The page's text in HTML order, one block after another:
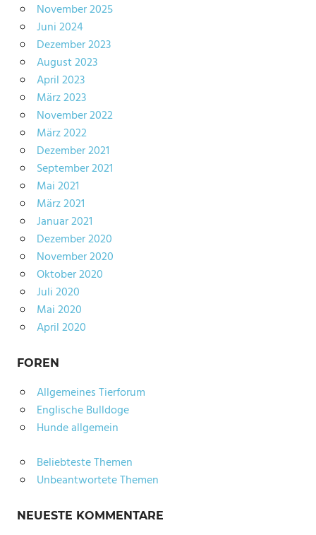
November 2025
Juni 2024
Dezember 2023
August 2023
April 2023
März 2023
November 2022
März 2022
Dezember 2021
September 2021
Mai 2021
März 2021
Januar 2021
Dezember 2020
November 2020
Oktober 2020
Juli 2020
Mai 2020
April 2020
FOREN
Allgemeines Tierforum
Englische Bulldoge
Hunde allgemein
Beliebteste Themen
Unbeantwortete Themen
NEUESTE KOMMENTARE